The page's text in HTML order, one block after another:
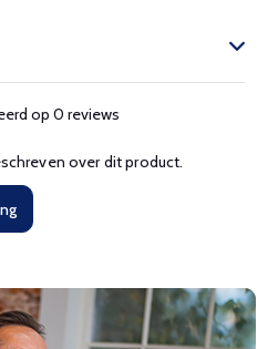
op 0 reviews
over dit product.